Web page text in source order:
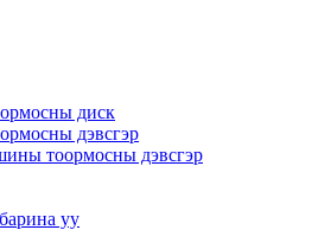
диск
дэвсгэр
тоормосны дэвсгэр
уу